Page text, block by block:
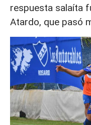
respuesta salaíta
Atardo, que pasó